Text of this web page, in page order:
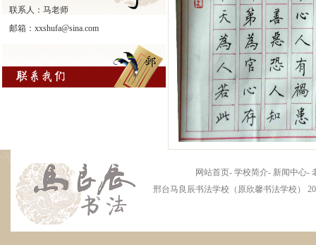
联系人：马老师
邮箱：xxshufa@sina.com
网站首页- 学校简介- 新闻中心-
邢台马良辰书法学校（原欣馨书法学校）